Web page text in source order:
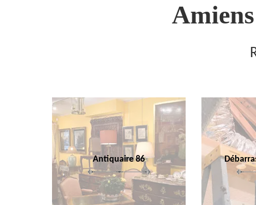
Antiquaire 86